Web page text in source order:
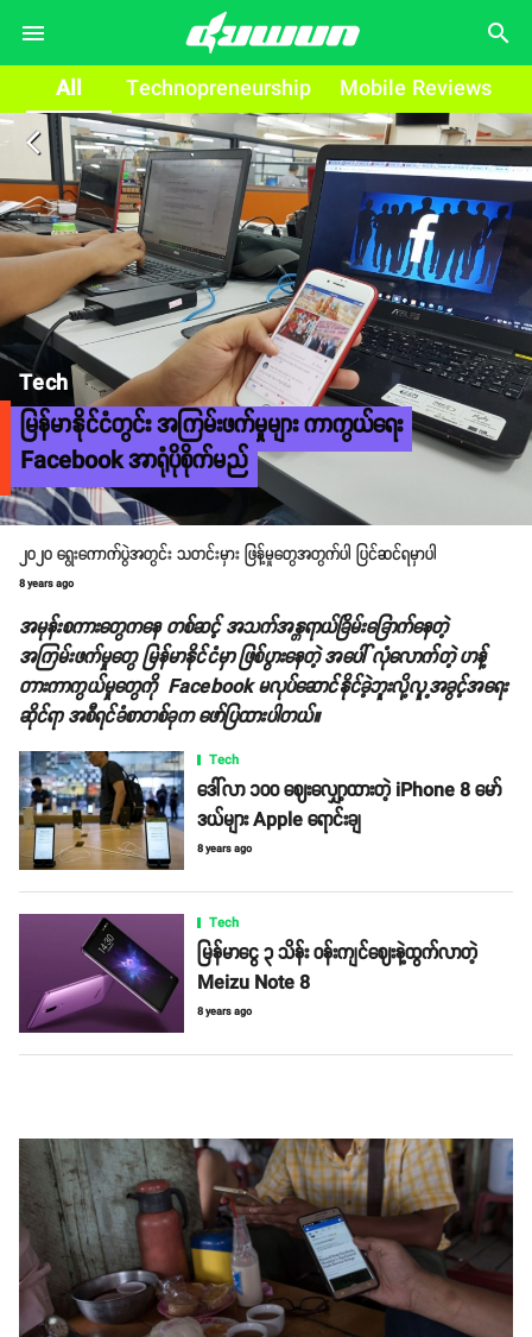
search
All Technopreneurship Mobile Reviews
arrow_back_ios
Tech
မြန်မာနိုင်ငံတွင်း အကြမ်းဖက်မှုများ ကာကွယ်ရေး
Facebook အာရုံပိုစိုက်မည်
၂၀၂၀ ရွေးကောက်ပွဲအတွင်း သတင်းမှား ဖြန့်မှုတွေအတွက်ပါ ပြင်ဆင်ရမှာပါ
8 years ago
အမုန်းစကားတွေကနေ တစ်ဆင့် အသက်အန္တရာယ်ခြိမ်းခြောက်နေတဲ့
အကြမ်းဖက်မှုတွေ မြန်မာနိုင်ငံမှာ ဖြစ်ပွားနေတဲ့ အပေါ် လုံလောက်တဲ့ ဟန့်
တားကာကွယ်မှုတွေကို Facebook မလုပ်ဆောင်နိုင်ခဲ့ဘူးလို့လူ့အခွင့်အရေး
ဆိုင်ရာ အစီရင်ခံစာတစ်ခုက ဖော်ပြထားပါတယ်။
Tech
ဒေါ်လာ ၁၀၀ ဈေးလျှော့ထားတဲ့ iPhone 8 မော်
ဒယ်များ Apple ရောင်းချ
8 years ago
Tech
မြန်မာငွေ ၃ သိန်း ဝန်းကျင်ဈေးနဲ့ထွက်လာတဲ့
Meizu Note 8
8 years ago